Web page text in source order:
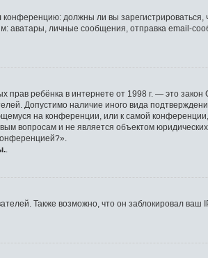
конференцию: должны ли вы
личные сообщения, отправка email-
прав ребёнка в интернете от 1998 г. — это
Допустимо наличие иного вида
на конференции, или к самой
вопросам и не является объектом
Также возможно, что он заблокировал